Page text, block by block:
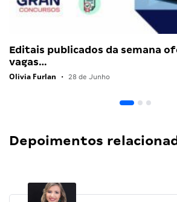
Editais publicados da semana
vagas…
Olivia Furlan • 28 de Junho
Depoimentos